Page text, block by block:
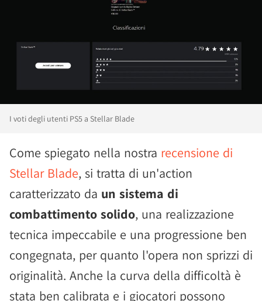
I voti degli utenti PS5 a Stellar Blade
Come spiegato nella nostra recensione di
Stellar Blade, si tratta di un'action
caratterizzato da un sistema di
combattimento solido, una realizzazione
tecnica impeccabile e una progressione ben
congegnata, per quanto l'opera non sprizzi di
originalità. Anche la curva della difficoltà è
stata ben calibrata e i giocatori possono